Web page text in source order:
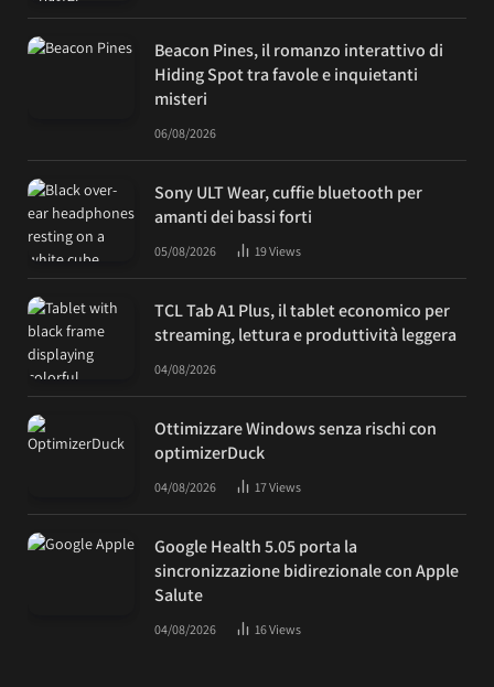
Beacon Pines, il romanzo interattivo di
Hiding Spot tra favole e inquietanti
misteri
06/08/2026
Sony ULT Wear, cuffie bluetooth per
amanti dei bassi forti
05/08/2026 19Views
TCL Tab A1 Plus, il tablet economico per
streaming, lettura e produttività leggera
04/08/2026
Ottimizzare Windows senza rischi con
optimizerDuck
04/08/2026 17Views
Google Health 5.05 porta la
sincronizzazione bidirezionale con Apple
Salute
04/08/2026 16Views